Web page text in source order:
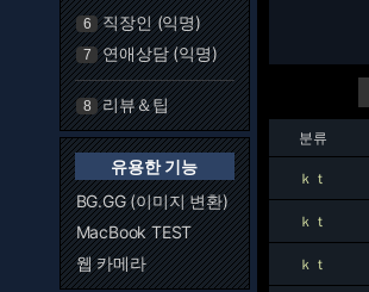
6 직장인 (익명)
7 연애상담 (익명)
8 리뷰＆팁
유용한 기능
BG.GG (이미지 변환)
MacBook TEST
웹 카메라
분류
ｋｔ
ｋｔ
ｋｔ